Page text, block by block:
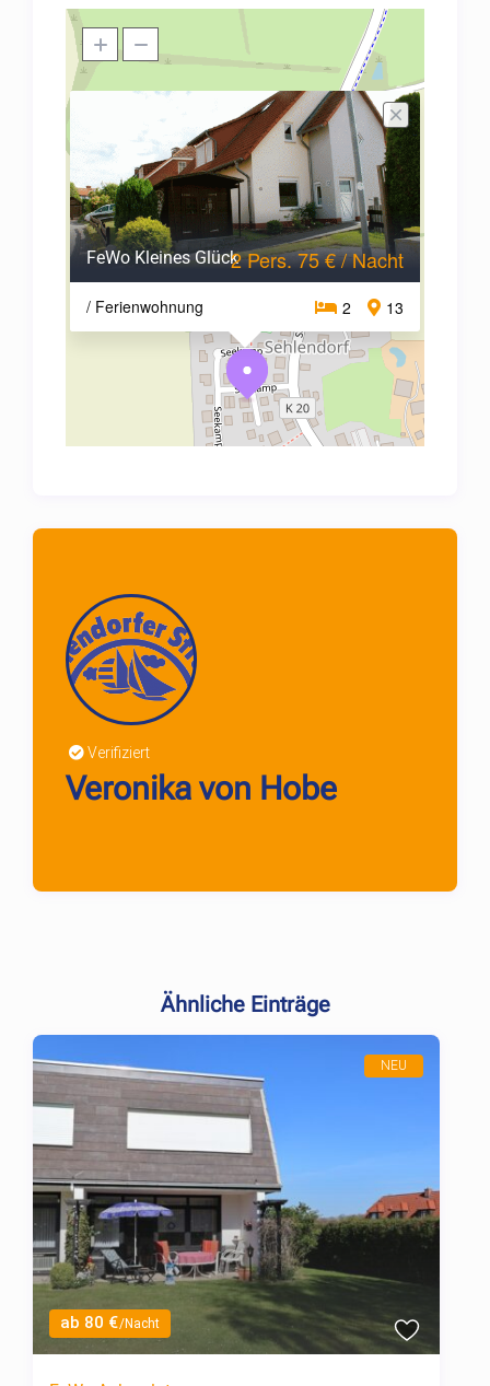
FeWo Kleines Glück
/ Ferienwohnung 13
2
2 Pers. 75 € / Nacht
Verifiziert
Veronika von Hobe
Ähnliche Einträge
ab 80 €/Nacht
NEU